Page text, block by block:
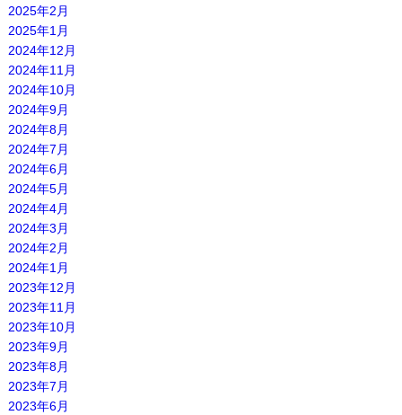
2025年2月
2025年1月
2024年12月
2024年11月
2024年10月
2024年9月
2024年8月
2024年7月
2024年6月
2024年5月
2024年4月
2024年3月
2024年2月
2024年1月
2023年12月
2023年11月
2023年10月
2023年9月
2023年8月
2023年7月
2023年6月